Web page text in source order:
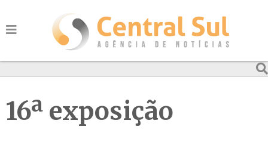
16ª exposição